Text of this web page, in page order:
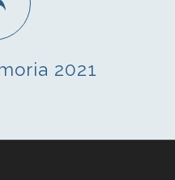
2021